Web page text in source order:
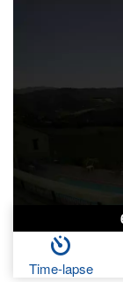
Time-lapse